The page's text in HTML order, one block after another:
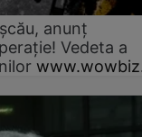
anunț
Vedeta a